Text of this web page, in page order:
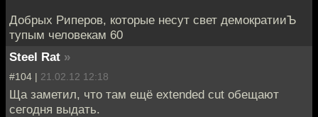
Добрых Риперов, которые несут свет демократииЪ
тупым человекам 60
Steel Rat »
#104 | 21.02.12 12:18
Ща заметил, что там ещё extended cut обещают
сегодня выдать.